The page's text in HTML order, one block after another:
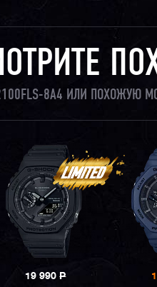
2100FLS-8A4 ИЛИ ПОХОЖУЮ
19 990P